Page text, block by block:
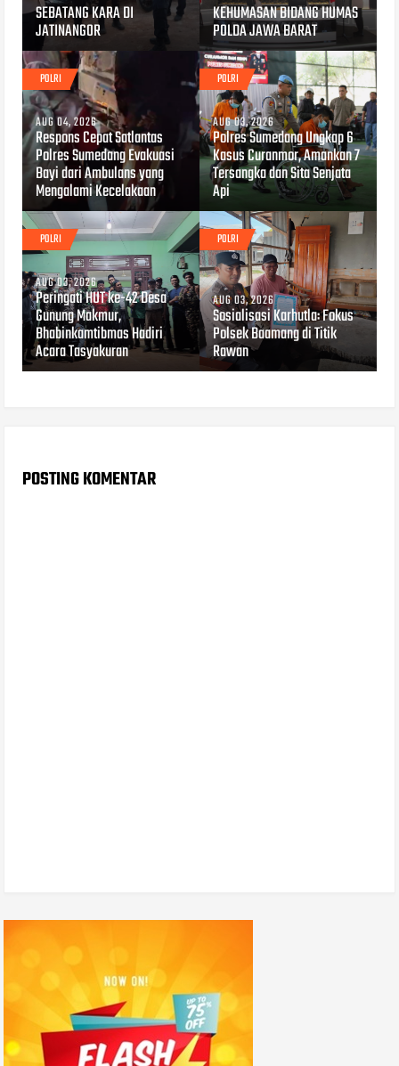
SEBATANG KARA DI
JATINANGOR
KEHUMASAN BIDANG HUMAS
POLDA JAWA BARAT
POLRI
AUG 04, 2026
Respons Cepat Satlantas
Polres Sumedang Evakuasi
Bayi dari Ambulans yang
Mengalami Kecelakaan
POLRI
AUG 03, 2026
Polres Sumedang Ungkap 6
Kasus Curanmor, Amankan 7
Tersangka dan Sita Senjata
Api
POLRI
AUG 03, 2026
Peringati HUT ke-42 Desa
Gunung Makmur,
Bhabinkamtibmas Hadiri
Acara Tasyakuran
POLRI
AUG 03, 2026
Sosialisasi Karhutla: Fokus
Polsek Baamang di Titik
Rawan
POSTING KOMENTAR